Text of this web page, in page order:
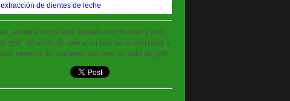
aunque habrá que hacerlo con humor y con
golf, en vista de que a su hijo se le empieza a
manera de extraerlo era con un palo de golf.